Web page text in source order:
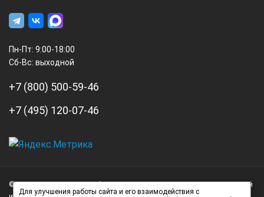
Пн-Пт: 9:00-18:00
Сб-Вс: выходной
+7 (800) 500-59-46
+7 (495) 120-07-46
Нагорный
© 2026 А3 Инжиниринг Обращаем Ваше внимание на то, что данный
Для улучшения работы сайта и его взаимодействия с